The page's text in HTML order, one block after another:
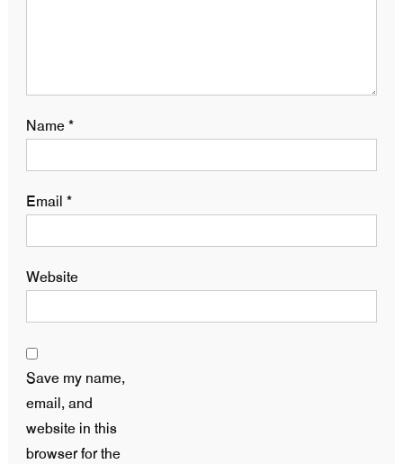
Name*
Email *
Website
Save my name,
email, and
website in this
browser for the